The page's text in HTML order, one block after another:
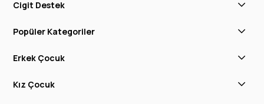
Cigit Destek
Popüler Kategoriler
Erkek Çocuk
Kız Çocuk